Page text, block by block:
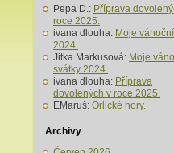
Pepa D.: Příprava
roce 2025.
ivana dlouha: Moje
2024.
Jitka Markusová: Moje
svátky 2024.
ivana dlouha: Příprava
dovolených v roce 2025.
EMaruš: Orlické hory.
Archivy